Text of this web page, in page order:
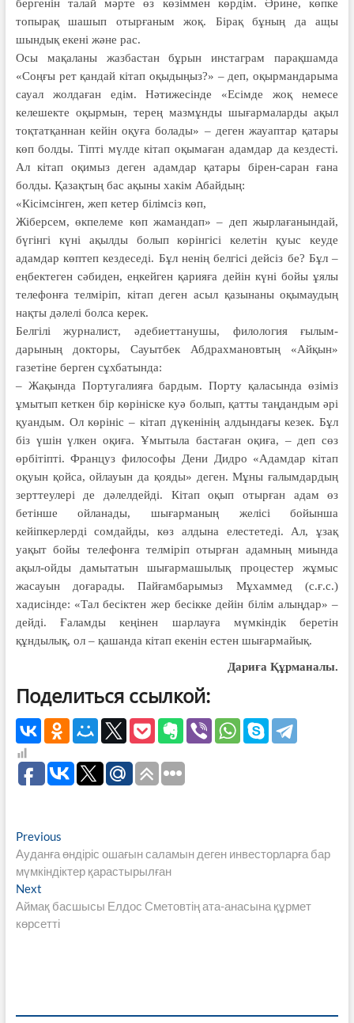
бергенін талай мәрте өз көзіммен көрдім. Әрине, көпке
топырақ шашып отырғаным жоқ. Бірақ бұның да ащы
шындық екені және рас.
Осы мақаланы жазбастан бұрын инстаграм парақшамда
«Cоңғы рет қандай кітап оқыдыңыз?» – деп, оқырмандарыма
сауал жолдаған едім. Нәтижесінде «Есімде жоқ немесе
келешекте оқырмын, терең мазмұнды шығармаларды ақыл
тоқтатқаннан кейін оқуға болады» – деген жауаптар қатары
көп болды. Тіпті мүлде кітап оқымаған адамдар да кездесті.
Ал кітап оқимыз деген адамдар қатары бірен-саран ғана
болды. Қазақтың бас ақыны хакім Абайдың:
«Кісімсінген, жеп кетер білімсіз көп,
Жіберсем, өкпелеме көп жамандап» – деп жырлағанындай,
бүгінгі күні ақылды болып көрінгісі келетін қуыс кеуде
адамдар көптеп кездеседі. Бұл ненің белгісі дейсіз бе? Бұл –
еңбектеген сәбиден, еңкейген қарияға дейін күні бойы ұялы
телефонға телміріп, кітап деген асыл қазынаны оқымаудың
нақты дәлелі болса керек.
Белгілі журналист, әдебиет­танушы, филология ғылым­
дарының докторы, Сауытбек Абдрах­мановтың «Айқын»
газетіне берген сұхбатында:
– Жақында Португалияға бардым. Порту қаласында өзіміз
ұмытып кеткен бір көрініске куә болып, қатты таңдандым әрі
қуандым. Ол көрініс – кітап дүкенінің алдындағы кезек. Бұл
біз үшін үлкен оқиға. Ұмытыла бастаған оқиға, – деп сөз
өрбітіпті. Француз философы Дени Дидро «Адамдар кітап
оқуын қойса, ойлауын да қояды» деген. Мұны ғалымдардың
зерттеулері де дәлелдейді. Кітап оқып отырған адам өз
бетінше ойланады, шығарманың желісі бойынша
кейіпкерлерді сомдайды, көз алдына елестетеді. Ал, ұзақ
уақыт бойы телефонға телміріп отырған адамның миында
ақыл-ойды дамытатын шығармашылық процестер жұмыс
жасауын доғарады. Пайғамбарымыз Мұхаммед (с.ғ.с.)
хадисінде: «Тал бесіктен жер бесікке дейін білім алыңдар» –
дейді. Ғаламды кеңінен шарлауға мүмкіндік беретін
құндылық, ол – қашанда кітап екенін естен шығармайық.
Дариға Құрманалы.
Поделиться ссылкой:
Навигация
по
записям
PreviousPrevious
post:
Ауданға өндіріс ошағын саламын деген инвесторларға бар
мүмкіндіктер қарастырылған
NextNext
post:
Аймақ басшысы Елдос Сметовтің ата-анасына құрмет
көрсетті